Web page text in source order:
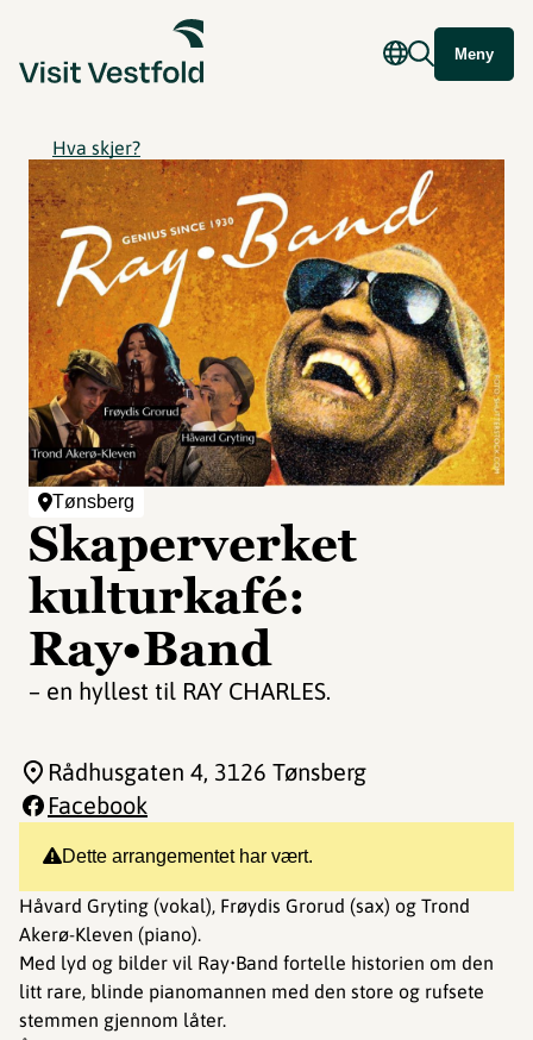
Meny
Hva skjer?
Tønsberg
Skaperverket
kulturkafé:
Ray•Band
– en hyllest til RAY CHARLES.
Dette arrangementet har vært.
Håvard Gryting (vokal), Frøydis Grorud (sax) og Trond
Akerø-Kleven (piano).
Med lyd og bilder vil Ray•Band fortelle historien om den
litt rare, blinde pianomannen med den store og rufsete
stemmen gjennom låter.
Rådhusgaten 4, 3126 Tønsberg
Facebook